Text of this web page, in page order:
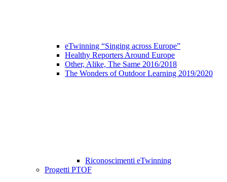
eTwinning “Singing across Europe”
Healthy Reporters Around Europe
Other, Alike, The Same 2016/2018
The Wonders of Outdoor Learning 2019/2020
Riconoscimenti eTwinning
Progetti PTOF